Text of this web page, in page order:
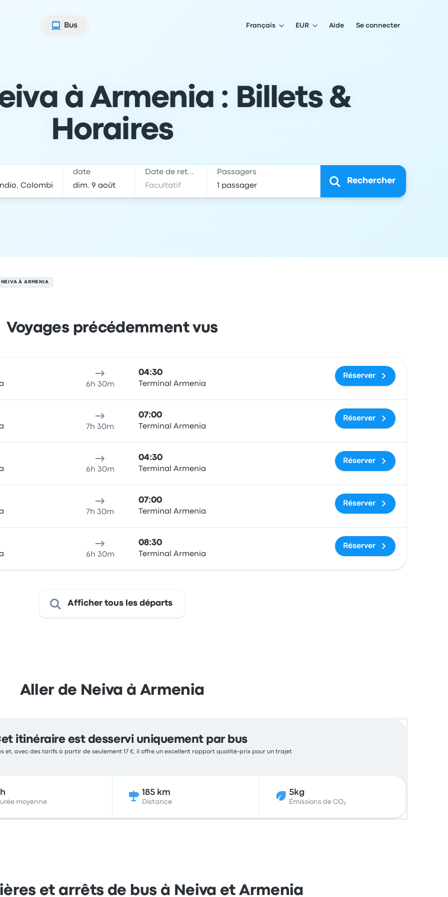
Bus
Français EUR Aide Se connecter
à Armenia : Billets &
Horaires
date Date de retour Passagers
Rechercher
NEIVA À ARMENIA
Voyages précédemment vus
6h 30m
04:30
Terminal Armenia
Réserver
7h 30m
07:00
Terminal Armenia
Réserver
6h 30m
04:30
Terminal Armenia
Réserver
7h 30m
07:00
Terminal Armenia
Réserver
6h 30m
08:30
Terminal Armenia
Réserver
Afficher tous les départs
Aller de Neiva à Armenia
itinéraire est desservi uniquement par bus
et, avec des tarifs à partir de seulement 17 €, il offre un excellent rapport qualité-prix pour un trajet
moyenne
185 km
Distance
5kg
Émissions de CO₂
et arrêts de bus à Neiva et Armenia